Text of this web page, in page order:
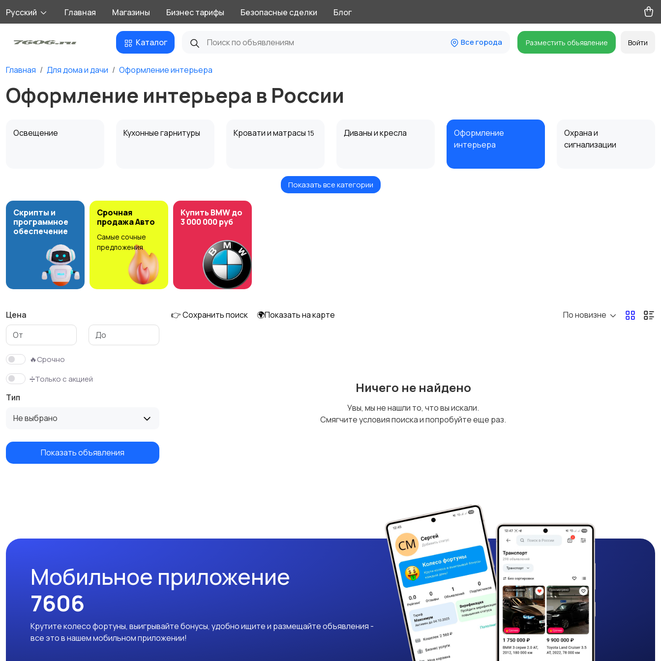
Русский Главная Магазины Бизнес тарифы Безопасные сделки Блог
Каталог Все города Разместить объявление Войти
Главная Для дома и дачи Оформление интерьера
Оформление интерьера в России
Освещение Кухонные гарнитуры Кровати и матрасы 15 Диваны и кресла
Оформление
интерьера
Охрана и
сигнализации
Столы и стулья1 Текстиль и ковры
Показать все категории
Скрипты и
программное
обеспечение
Срочная
продажа Авто
Самые сочные
предложения
Купить BMW до
3 000 000 руб
Цена
🔥Срочно
➗Только с акцией
Тип
Не выбрано
Показать объявления
👉 Сохранить поиск 🌍Показать на карте По новизне
Ничего не найдено
Увы, мы не нашли то, что вы искали.
Смягчите условия поиска и попробуйте еще раз.
Мобильное приложение
7606
Крутите колесо фортуны, выигрывайте бонусы, удобно ищите и размещайте объявления -
все это в нашем мобильном приложении!